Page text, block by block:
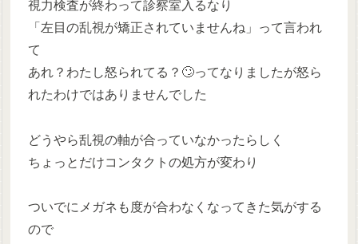
視力検査が終わって診察室入るなり
「左目の乱視が矯正されていませんね」って言われ
て
あれ？わたし怒られてる？🙄ってなりましたが怒ら
れたわけではありませんでした
どうやら乱視の軸が合っていなかったらしく
ちょっとだけコンタクトの処方が変わり
ついでにメガネも度が合わなくなってきた気がする
ので